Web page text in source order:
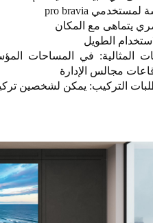
المثالية: في المساحات
مجالس الإدارة
التركيب: يمكن لشخصين